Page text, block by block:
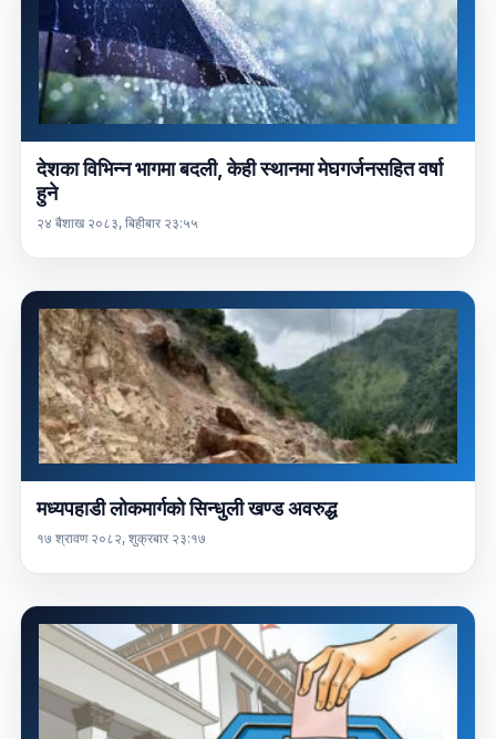
देशका विभिन्न भागमा बदली, केही स्थानमा मेघगर्जनसहित वर्षा
हुने
२४ बैशाख २०८३, बिहीबार २३:५५
मध्यपहाडी लोकमार्गको सिन्धुली खण्ड अवरुद्ध
१७ श्रावण २०८२, शुक्रबार २३:१७